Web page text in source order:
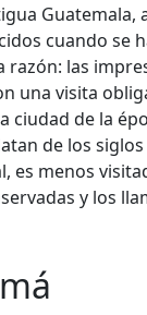
cuando se
razón: las
una visita
ciudad de la
de los
es menos
y los